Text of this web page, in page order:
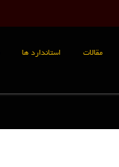
مقالات استاندارد ها